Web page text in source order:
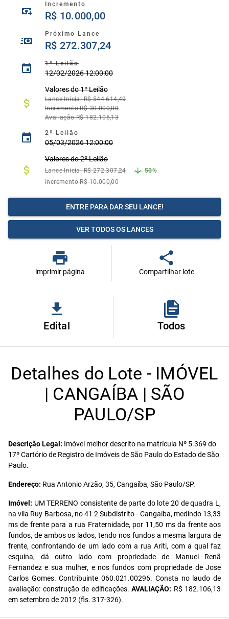
Incremento
R$ 10.000,00
Próximo Lance
R$ 272.307,24
1º Leilão
12/02/2026 12:00:00
Valores do1ºLeilão
Lance Inicial R$ 544.614,49
Incremento R$ 30.000,00
Avaliação R$ 182.106,13
2º Leilão
05/03/2026 12:00:00
Valores do 2º Leilão
Lance Inicial R$ 272.307,24
50%
Incremento R$ 10.000,00
ENTRE PARA DAR SEU LANCE!
VER TODOS OS LANCES
imprimir página Compartilhar lote
Edital Todos
Detalhes do Lote - IMÓVEL
| CANGAÍBA | SÃO
PAULO/SP
Descrição Legal: Imóvel melhor descrito na matrícula Nº 5.369 do
17º Cartório de Registro de Imóveis de São Paulo do Estado de São
Paulo.
Endereço: Rua Antonio Arzão, 35, Cangaíba, São Paulo/SP.
Imóvel: UM TERRENO consistente de parte do lote 20 de quadra L,
na vila Ruy Barbosa, no 41 2 Subdistrito - Cangaíba, medindo 13,33
ms de frente para a rua Fraternidade, por 11,50 ms da frente aos
fundos, de ambos os lados, tendo nos fundos a mesma largura de
frente, confrontando de um lado com a rua Ariti, com a qual faz
esquina, dá outro lado com propriedade de Manuel Renã
Fernandez e sua mulher, e nos fundos com propriedade de Jose
Carlos Gomes. Contribuinte 060.021.00296. Consta no laudo de
avaliação: construção de edificações. AVALIAÇÃO: R$ 182.106,13
em setembro de 2012 (fls. 317-326).